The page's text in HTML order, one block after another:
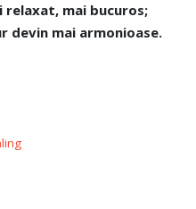
relaxat, mai bucuros;
devin mai armonioase.